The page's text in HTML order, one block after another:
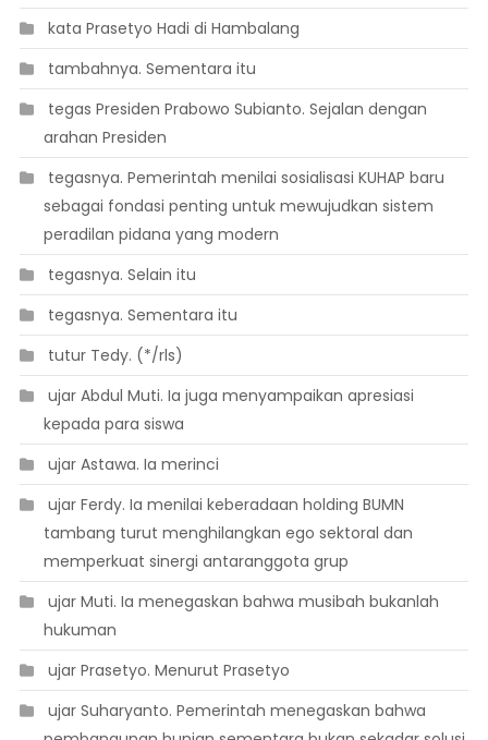
 kata Prasetyo Hadi di Hambalang
 tambahnya. Sementara itu
 tegas Presiden Prabowo Subianto. Sejalan dengan
arahan Presiden
 tegasnya. Pemerintah menilai sosialisasi KUHAP baru
sebagai fondasi penting untuk mewujudkan sistem
peradilan pidana yang modern
 tegasnya. Selain itu
 tegasnya. Sementara itu
 tutur Tedy. (*/rls)
 ujar Abdul Muti. Ia juga menyampaikan apresiasi
kepada para siswa
 ujar Astawa. Ia merinci
 ujar Ferdy. Ia menilai keberadaan holding BUMN
tambang turut menghilangkan ego sektoral dan
memperkuat sinergi antaranggota grup
 ujar Muti. Ia menegaskan bahwa musibah bukanlah
hukuman
 ujar Prasetyo. Menurut Prasetyo
 ujar Suharyanto. Pemerintah menegaskan bahwa